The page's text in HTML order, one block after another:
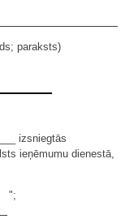
paraksts)
izsniegtās
ieņēmumu dienestā,
";